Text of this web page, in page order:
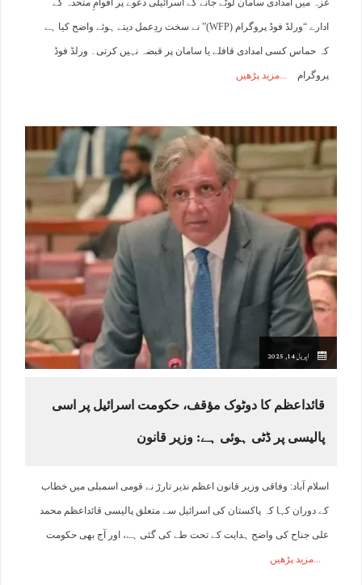
غزہ میں امدادی سامان لوٹے جانے کے اسرائیلی دعوے پر اقوامِ متحدہ کے
ادارے “ورلڈ فوڈ پروگرام (WFP)” نے سخت ردِعمل دیتے ہوئے واضح کیا ہے
کہ حماس کسی امدادی قافلے یا سامان پر قبضہ نہیں کرتی۔ ورلڈ فوڈ
پروگرام مزید پڑھیں
اپریل 14, 2025
قائداعظم کا دوٹوک مؤقف، حکومت اسرائیل پر اسی
پالیسی پر ڈٹی ہوئی ہے: وزیر قانون
اسلام آباد: وفاقی وزیر قانون اعظم نذیر تارڑ نے قومی اسمبلی میں خطاب
کے دوران کہا کہ پاکستان کی اسرائیل سے متعلق پالیسی قائداعظم محمد
علی جناح کی واضح ہدایت کے تحت طے کی گئی ہے، اور آج بھی حکومت
مزید پڑھیں